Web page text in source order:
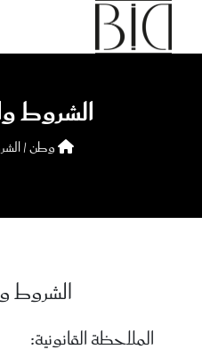
الشروط
وطن /
الشروط
الملاحظة القانونية: